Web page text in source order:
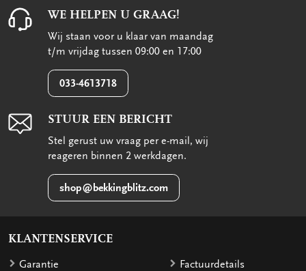
WE HELPEN U GRAAG!
Wij staan voor u klaar van maandag
t/m vrijdag tussen 09:00 en 17:00
033-4613718
STUUR EEN BERICHT
Stel gerust uw vraag per e-mail, wij
reageren binnen 2 werkdagen.
shop@bekkingblitz.com
KLANTENSERVICE
Garantie
Factuurdetails